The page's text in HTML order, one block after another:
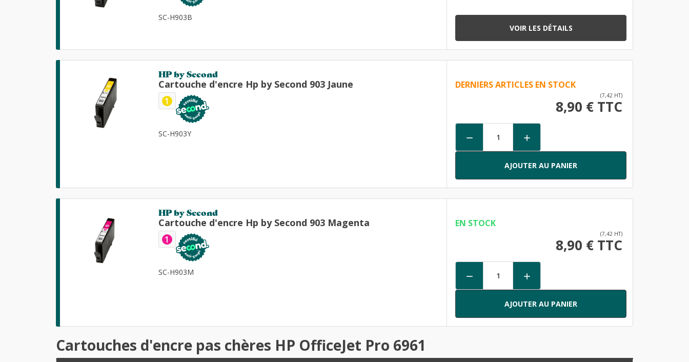
SC-H903B
VOIR LES DÉTAILS
HP by Second
Cartouche d'encre Hp by Second 903 Jaune
1
SC-H903Y
DERNIERS ARTICLES EN STOCK
(7,42 HT)
8,90 € TTC
 
AJOUTER AU PANIER
HP by Second
Cartouche d'encre Hp by Second 903 Magenta
1
SC-H903M
EN STOCK
(7,42 HT)
8,90 € TTC
 
AJOUTER AU PANIER
Cartouches d'encre pas chères HP OfficeJet Pro 6961